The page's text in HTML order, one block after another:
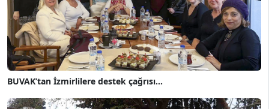
BUVAK’tan İzmirlilere destek çağrısı...